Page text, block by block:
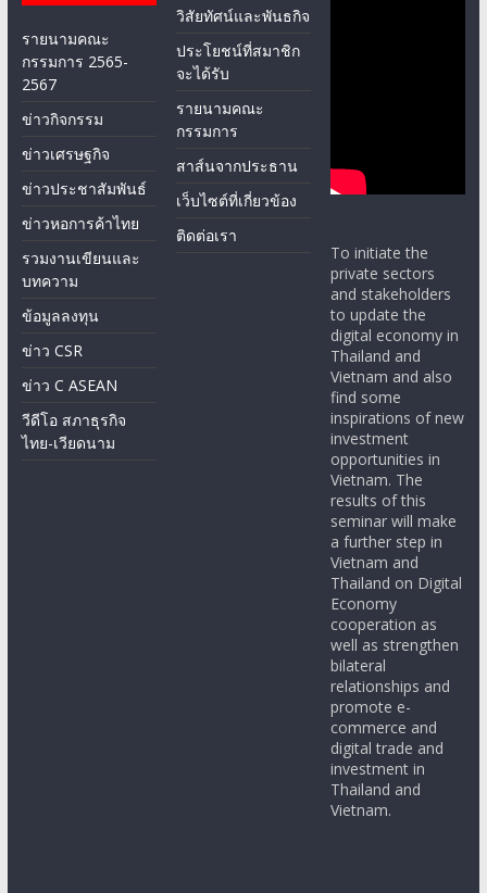
รายนามคณะ
กรรมการ 2565-
2567
ข่าวกิจกรรม
ข่าวเศรษฐกิจ
ข่าวประชาสัมพันธ์
ข่าวหอการค้าไทย
รวมงานเขียนและ
บทความ
ข้อมูลลงทุน
ข่าว CSR
ข่าว C ASEAN
วีดีโอ สภาธุรกิจ
ไทย-เวียดนาม
วิสัยทัศน์และพันธกิจ
ประโยชน์ที่สมาชิก
จะได้รับ
รายนามคณะ
กรรมการ
สาส์นจากประธาน
เว็บไซต์ที่เกี่ยวข้อง
ติดต่อเรา
To initiate the
private sectors
and stakeholders
to update the
digital economy in
Thailand and
Vietnam and also
find some
inspirations of new
investment
opportunities in
Vietnam. The
results of this
seminar will make
a further step in
Vietnam and
Thailand on Digital
Economy
cooperation as
well as strengthen
bilateral
relationships and
promote e-
commerce and
digital trade and
investment in
Thailand and
Vietnam.